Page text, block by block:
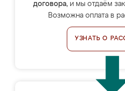
договора, и мы отдаём
Возможна оплата в
УЗНАТЬ О